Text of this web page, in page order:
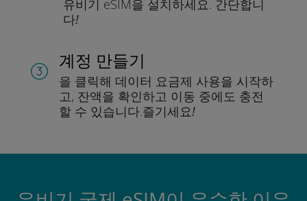
유비기 eSIM을 설치하세요. 간단합니
다!
계정 만들기
을 클릭해 데이터 요금제 사용을 시작하
고, 잔액을 확인하고 이동 중에도 충전
할 수 있습니다.즐기세요!